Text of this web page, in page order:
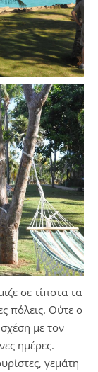
σε τίποτα τα
πόλεις. Ούτε ο
με τον
ημέρες.
γεμάτη